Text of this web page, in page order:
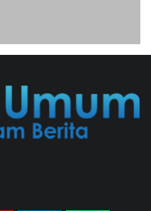
900